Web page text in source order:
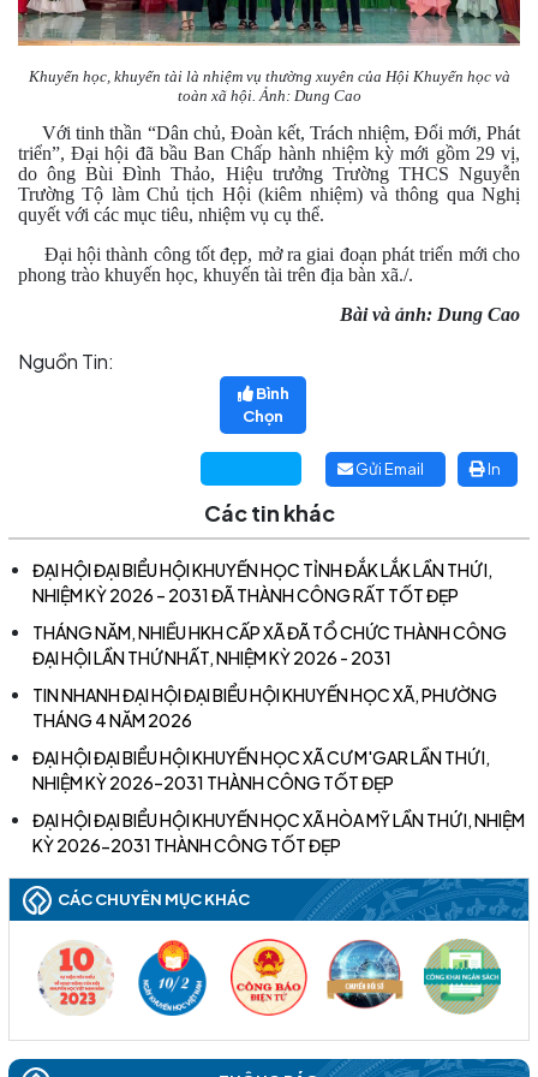
Khuyến học, khuyến tài là nhiệm vụ thường xuyên của Hội Khuyến học và
toàn xã hội. Ảnh: Dung Cao
Với tinh thần “Dân chủ, Đoàn kết, Trách nhiệm, Đổi mới, Phát
triển”, Đại hội đã bầu Ban Chấp hành nhiệm kỳ mới gồm 29 vị,
do ông Bùi Đình Thảo, Hiệu trưởng Trường THCS Nguyễn
Trường Tộ làm Chủ tịch Hội (kiêm nhiệm) và thông qua Nghị
quyết với các mục tiêu, nhiệm vụ cụ thể.
Đại hội thành công tốt đẹp, mở ra giai đoạn phát triển mới cho
phong trào khuyến học, khuyến tài trên địa bàn xã./.
Bài và ảnh: Dung Cao
Nguồn Tin:
Bình
Chọn
In
Gửi Email
Các tin khác
ĐẠI HỘI ĐẠI BIỂU HỘI KHUYẾN HỌC TỈNH ĐẮK LẮK LẦN THỨ I,
NHIỆM KỲ 2026 – 2031 ĐÃ THÀNH CÔNG RẤT TỐT ĐẸP
THÁNG NĂM, NHIỀU HKH CẤP XÃ ĐÃ TỔ CHỨC THÀNH CÔNG
ĐẠI HỘI LẦN THỨ NHẤT, NHIỆM KỲ 2026 - 2031
TIN NHANH ĐẠI HỘI ĐẠI BIỂU HỘI KHUYẾN HỌC XÃ, PHƯỜNG
THÁNG 4 NĂM 2026
ĐẠI HỘI ĐẠI BIỂU HỘI KHUYẾN HỌC XÃ CƯ M'GAR LẦN THỨ I,
NHIỆM KỲ 2026–2031 THÀNH CÔNG TỐT ĐẸP
ĐẠI HỘI ĐẠI BIỂU HỘI KHUYẾN HỌC XÃ HÒA MỸ LẦN THỨ I, NHIỆM
KỲ 2026-2031 THÀNH CÔNG TỐT ĐẸP
CÁC CHUYÊN MỤC KHÁC
ĐẠI HỘI ĐẠI BIỂU HỘI KHUYẾN HỌC TỈNH ĐẮK LẮK LẦN THỨ I,
NHIỆM KỲ 2026 – 2031 ĐÃ THÀNH CÔNG RẤT TỐT ĐẸP
(22/06/2026)